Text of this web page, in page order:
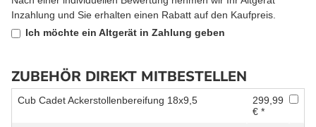
Inzahlung und Sie erhalten einen Rabatt auf den Kaufpreis.
Ich möchte ein Altgerät in Zahlung geben
ZUBEHÖR DIREKT MITBESTELLEN
Cub Cadet Ackerstollenbereifung 18x9,5
299,99
€ *